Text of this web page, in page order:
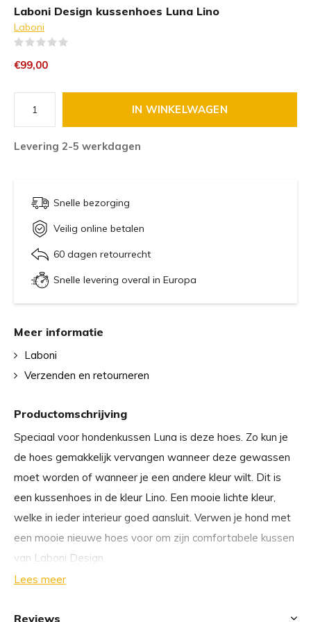
Laboni Design kussenhoes Luna Lino
Laboni
€99,00
IN WINKELWAGEN
Levering 2-5 werkdagen
Snelle bezorging
Veilig online betalen
60 dagen retourrecht
Snelle levering overal in Europa
Productomschrijving
Speciaal voor hondenkussen Luna is deze hoes. Zo kun je
de hoes gemakkelijk vervangen wanneer deze gewassen
moet worden of wanneer je een andere kleur wilt. Dit is
een kussenhoes in de kleur Lino. Een mooie lichte kleur,
welke in ieder interieur goed aansluit. Verwen je hond met
een mooie nieuwe hoes voor om zijn comfortabele kussen
van Laboni Design.
stof is vuil- en waterafstotend en daardoor zeer geschikt
Lees meer
Meer informatie
Laboni
Verzenden en retourneren
Reviews